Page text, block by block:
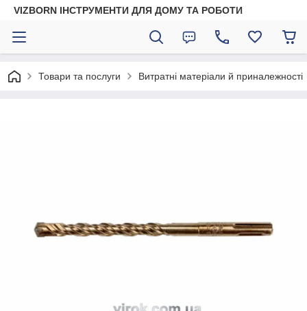
VIZBORN ІНСТРУМЕНТИ ДЛЯ ДОМУ ТА РОБОТИ
Товари та послуги Витратні матеріали й приналежності